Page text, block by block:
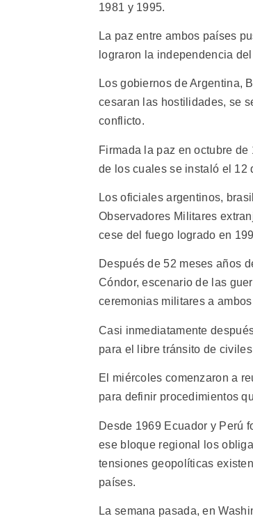
1981 y 1995.
La paz entre ambos países
lograron la independencia
Los gobiernos de Argentina,
cesaran las hostilidades, se
conflicto.
Firmada la paz en octubre
de los cuales se instaló el 12
Los oficiales argentinos,
Observadores Militares
cese del fuego logrado en
Después de 52 meses años
Cóndor, escenario de las
ceremonias militares a
Casi inmediatamente
para el libre tránsito de
El miércoles comenzaron a
para definir procedimientos
Desde 1969 Ecuador y Perú
ese bloque regional los
tensiones geopolíticas
países.
La semana pasada, en